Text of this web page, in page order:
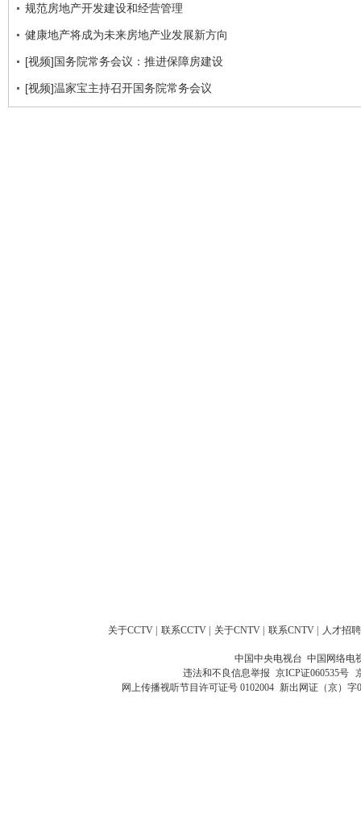
规范房地产开发建设和经营管理
健康地产将成为未来房地产业发展新方向
[视频]国务院常务会议：推进保障房建设
[视频]温家宝主持召开国务院常务会议
关于CCTV 联系CCTV 关于CNTV 联系CNTV 人才招聘
中国中央电视台 中国网络电
违法和不良信息举报 京ICP证060535号
网上传播视听节目许可证号 0102004 新出网证（京）